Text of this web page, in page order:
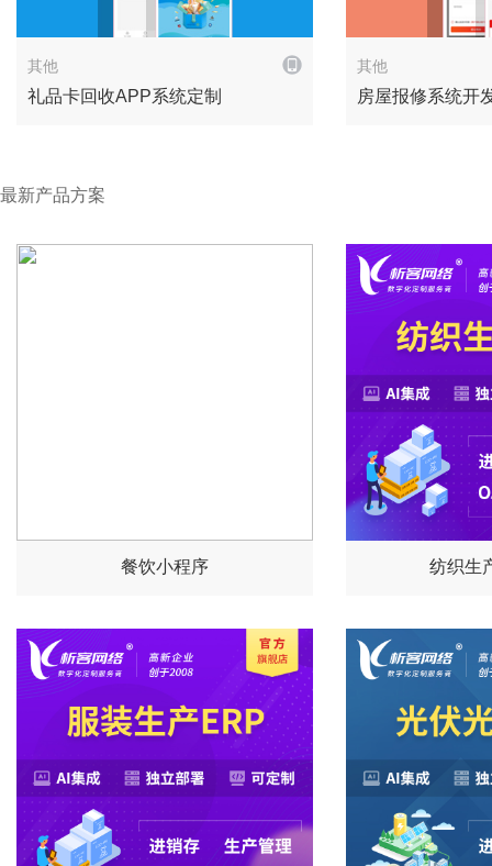
解决方案
其他
礼品卡回收APP系统定制
其他
房屋报修系统开
最新产品方案
餐饮小程序 纺织生